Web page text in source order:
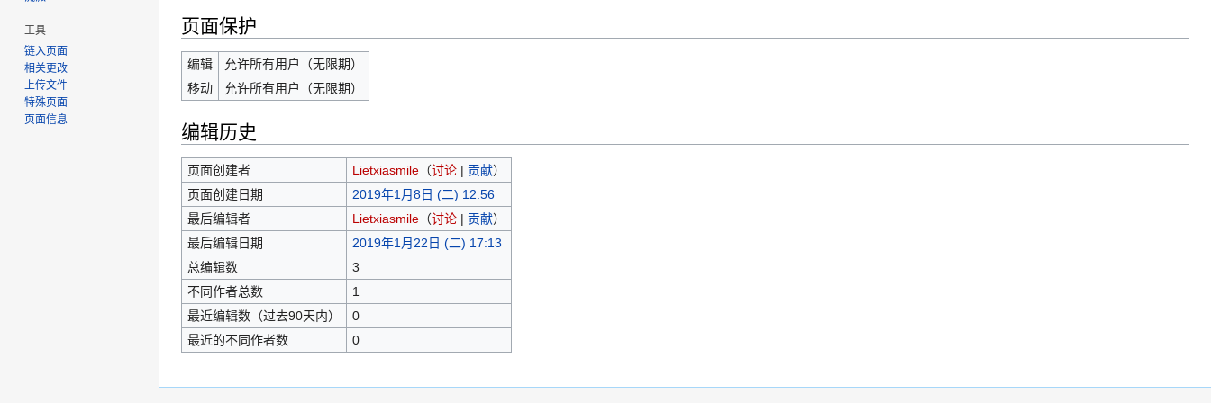
页面保护
编辑
允许所有用户（无限期）
移动
允许所有用户（无限期）
编辑历史
页面创建者 Lietxiasmile（讨论| 贡献）
页面创建日期
2019年1月8日 (二) 12:56
最后编辑者
Lietxiasmile（讨论| 贡献）
最后编辑日期
2019年1月22日 (二) 17:13
总编辑数
3
不同作者总数
1
最近编辑数（过去90天内）
0
最近的不同作者数
0
工具
链入页面
相关更改
上传文件
特殊页面
页面信息